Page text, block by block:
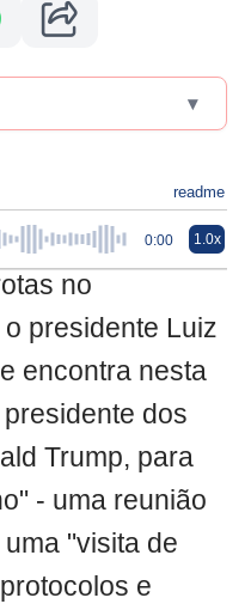
▾
readme
0:00 1.0x
no
presidente Luiz
encontra nesta
dos
Trump, para
- uma reunião
"visita de
e